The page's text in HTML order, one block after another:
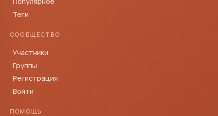
Теги
СООБЩЕСТВО
Участники
Группы
Регистрация
Войти
ПОМОЩЬ